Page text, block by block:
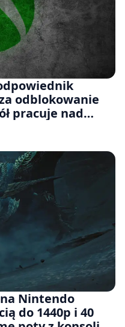
odblokowanie
pracuje nad
jeszcze w tym
Nintendo
do 1440p i 40